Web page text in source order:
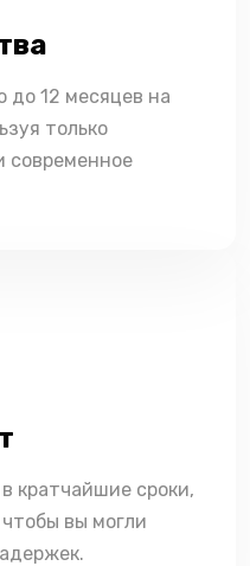
до 12 месяцев на
только
современное
кратчайшие сроки,
вы могли